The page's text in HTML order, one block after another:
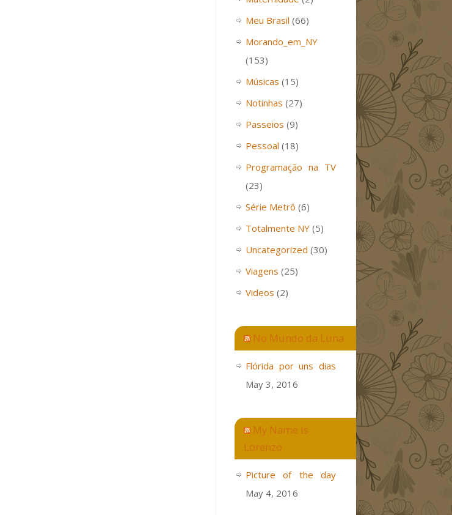
Meu Brasil (66)
Morando_em_NY
(153)
Músicas (15)
Notinhas (27)
Passeios (9)
Pessoal (18)
Programação na TV
(23)
Série Metrô (6)
Totalmente NY (5)
Uncategorized (30)
Viagens (25)
Videos (2)
No Mundo da Luna
Flórida por uns dias
May 3, 2016
My Name is
Lorenzo
Picture of the day
May 4, 2016